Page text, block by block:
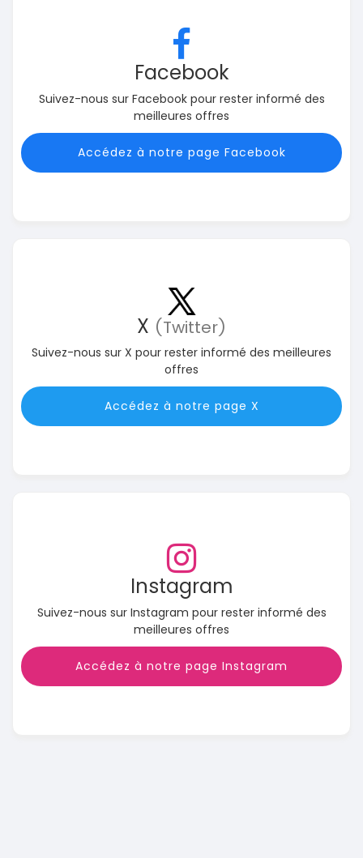
Facebook
Suivez-nous sur Facebook pour rester informé des
meilleures offres
Accédez à notre page Facebook
X (Twitter)
Suivez-nous sur X pour rester informé des meilleures
offres
Accédez à notre page X
Instagram
Suivez-nous sur Instagram pour rester informé des
meilleures offres
Accédez à notre page Instagram